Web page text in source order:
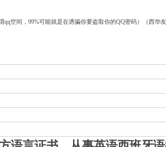
空间，99%可能就是在诱骗你要盗取你的QQ密码）（西